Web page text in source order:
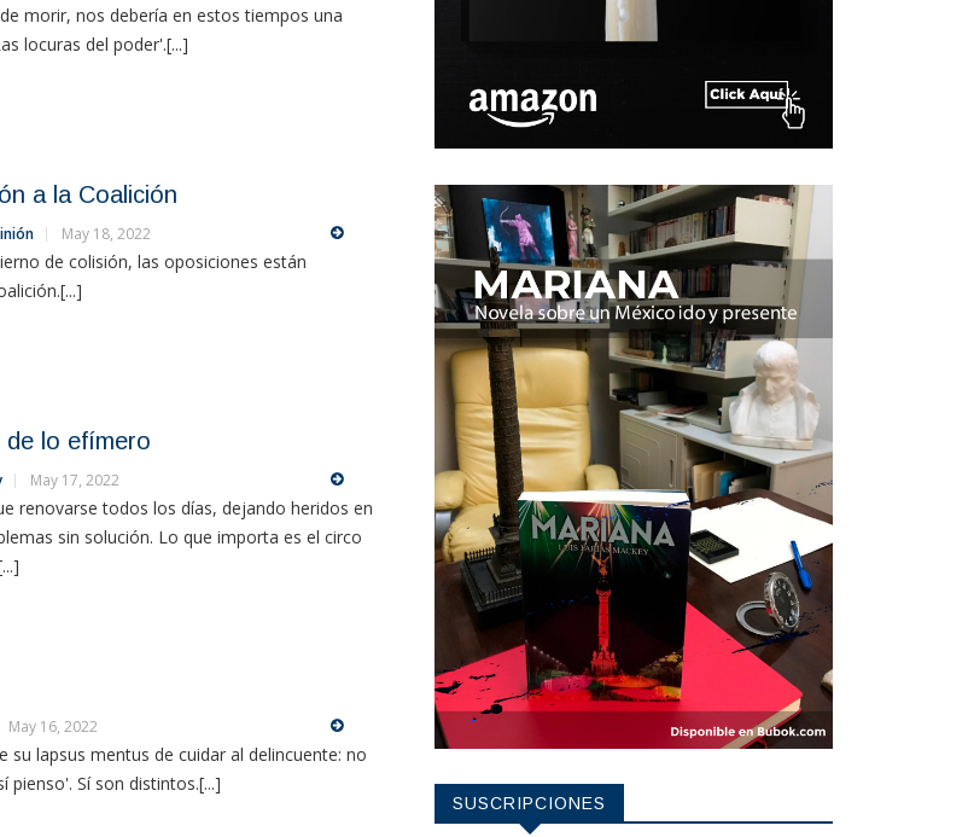
morir, nos debería en estos tiempos una
locuras del poder'.[...]
a la Coalición
May 18, 2022
de colisión, las oposiciones están
de lo efímero
May 17, 2022
renovarse todos los días, dejando heridos en
sin solución. Lo que importa es el circo
May 16, 2022
su lapsus mentus de cuidar al delincuente: no
pienso'. Sí son distintos.[...]
SUSCRIPCIONES